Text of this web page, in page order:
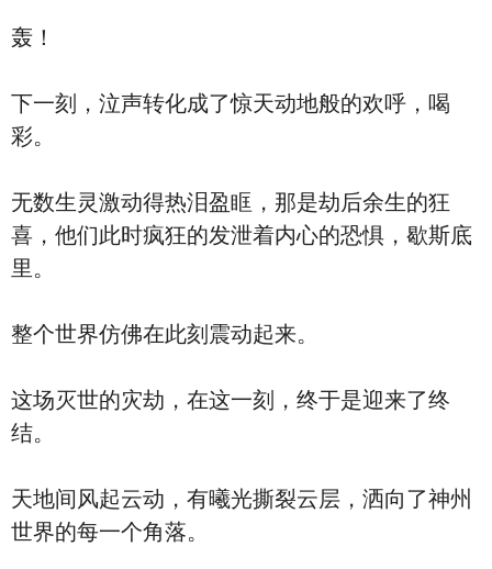
轰！
下一刻，泣声转化成了惊天动地般的欢呼，喝
彩。
无数生灵激动得热泪盈眶，那是劫后余生的狂
喜，他们此时疯狂的发泄着内心的恐惧，歇斯底
里。
整个世界仿佛在此刻震动起来。
这场灭世的灾劫，在这一刻，终于是迎来了终
结。
天地间风起云动，有曦光撕裂云层，洒向了神州
世界的每一个角落。